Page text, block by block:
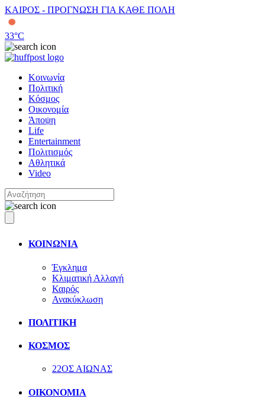
ΚΑΙΡΟΣ - ΠΡΟΓΝΩΣΗ ΓΙΑ ΚΑΘΕ ΠΟΛΗ
33°C
Κοινωνία
Πολιτική
Κόσμος
Οικονομία
Άποψη
Life
Entertainment
Πολιτισμός
Αθλητικά
Video
ΚΟΙΝΩΝΙΑ
Έγκλημα
Κλιματική Αλλαγή
Καιρός
Ανακύκλωση
ΠΟΛΙΤΙΚΗ
ΚΟΣΜΟΣ
22ΟΣ ΑΙΩΝΑΣ
ΟΙΚΟΝΟΜΙΑ